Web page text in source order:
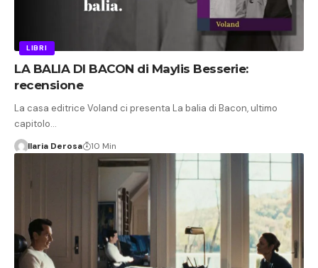
LIBRI
LA BALIA DI BACON di Maylis Besserie:
recensione
La casa editrice Voland ci presenta La balia di Bacon, ultimo
capitolo…
Ilaria Derosa 10 Min